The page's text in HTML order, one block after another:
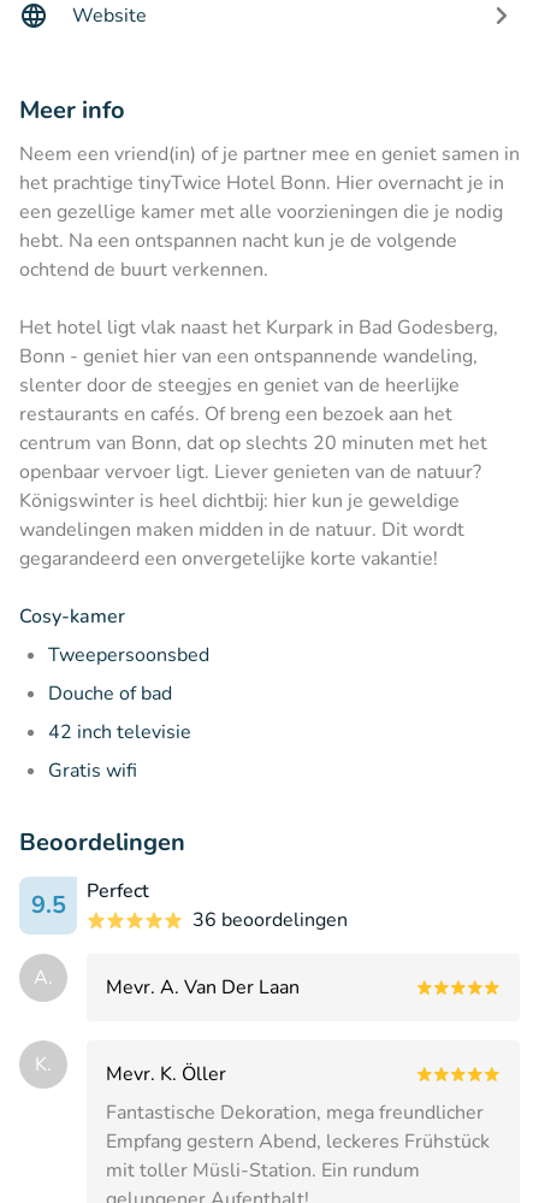
Website
Meer info
Neem een vriend(in) of je partner mee en geniet samen in
het prachtige tinyTwice Hotel Bonn. Hier overnacht je in
een gezellige kamer met alle voorzieningen die je nodig
hebt. Na een ontspannen nacht kun je de volgende
ochtend de buurt verkennen.
Het hotel ligt vlak naast het Kurpark in Bad Godesberg,
Bonn - geniet hier van een ontspannende wandeling,
slenter door de steegjes en geniet van de heerlijke
restaurants en cafés. Of breng een bezoek aan het
centrum van Bonn, dat op slechts 20 minuten met het
openbaar vervoer ligt. Liever genieten van de natuur?
Königswinter is heel dichtbij: hier kun je geweldige
wandelingen maken midden in de natuur. Dit wordt
gegarandeerd een onvergetelijke korte vakantie!
Cosy-kamer
Tweepersoonsbed
Douche of bad
42 inch televisie
Gratis wifi
Beoordelingen
9.5
Perfect
36 beoordelingen
A. Mevr. A. Van Der Laan
K.
Mevr. K. Öller
Fantastische Dekoration, mega freundlicher
Empfang gestern Abend, leckeres Frühstück
mit toller Müsli-Station. Ein rundum